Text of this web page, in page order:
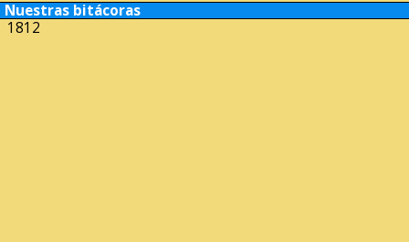
Nuestras bitácoras
1812